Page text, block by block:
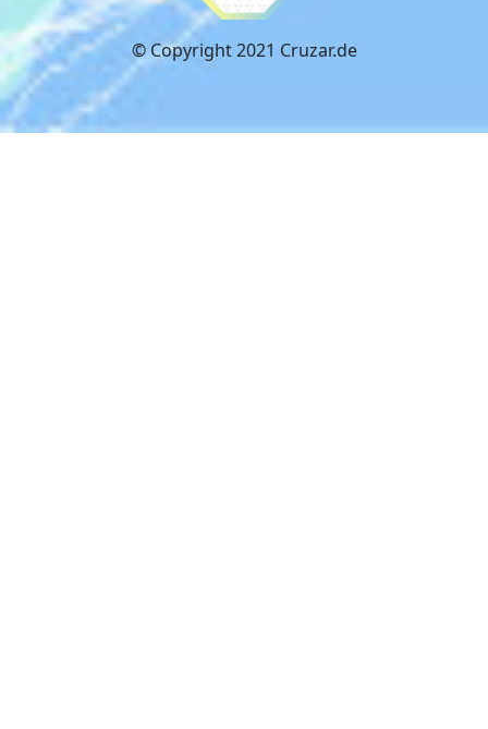
© Copyright 2021 Cruzar.de